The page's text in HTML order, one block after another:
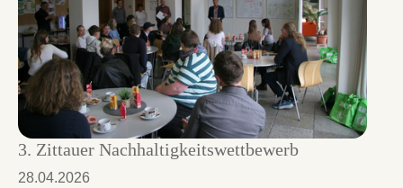
3. Zittauer Nachhaltigkeitswettbewerb
28.04.2026